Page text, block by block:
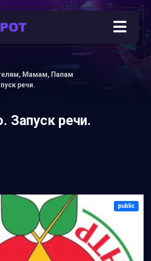
Мамам, Папам
речи.
Запуск речи.
public